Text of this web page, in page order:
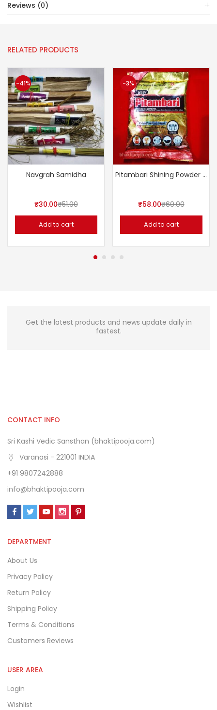
Reviews (0)
RELATED PRODUCTS
-41%
Navgrah Samidha
₹30.00₹51.00
Add to cart
-3%
Pitambari Shining Powder 200gms.
₹58.00₹60.00
Add to cart
Get the latest products and news update daily in
fastest.
CONTACT INFO
Sri Kashi Vedic Sansthan (bhaktipooja.com)
Varanasi - 221001 INDIA
+91 9807242888
info@bhaktipooja.com
DEPARTMENT
About Us
Privacy Policy
Return Policy
Shipping Policy
Terms & Conditions
Customers Reviews
USER AREA
Login
Wishlist